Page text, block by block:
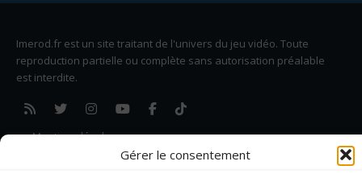
Gérer le consentement
Imerod.fr est un site traitant de l'univers du jeu vidéo. Toute
reproduction partielle ou complète sans autorisation préalable
est interdite.
Mentions légales